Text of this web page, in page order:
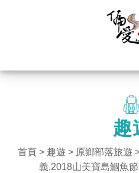
趣
首頁 > 趣遊 > 原鄉部落旅遊
義.2018山美寶島鯝魚